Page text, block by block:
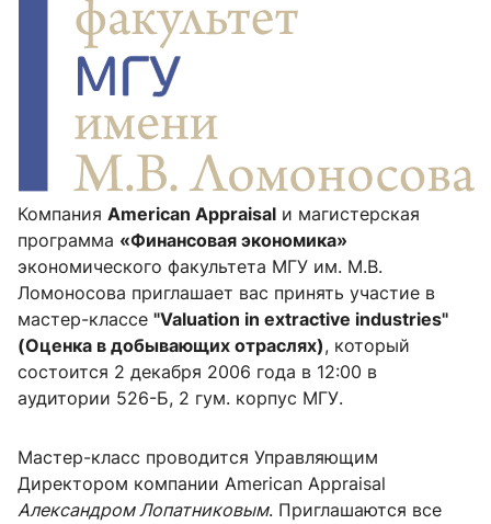
Компания American Appraisal и магистерская
программа «Финансовая экономика»
экономического факультета МГУ им. М.В.
Ломоносова приглашает вас принять участие в
мастер-классе "Valuation in extractive industries"
(Оценка в добывающих отраслях), который
состоится 2 декабря 2006 года в 12:00 в
аудитории 526-Б, 2 гум. корпус МГУ.
Мастер-класс проводится Управляющим
Директором компании American Appraisal
Александром Лопатниковым. Приглашаются все